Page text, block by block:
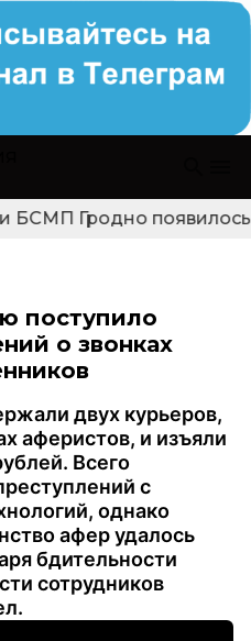
БСМП Гродно появилось
поступило
о звонках
двух курьеров,
аферистов, и изъяли
Всего
с
однако
афер удалось
бдительности
сотрудников